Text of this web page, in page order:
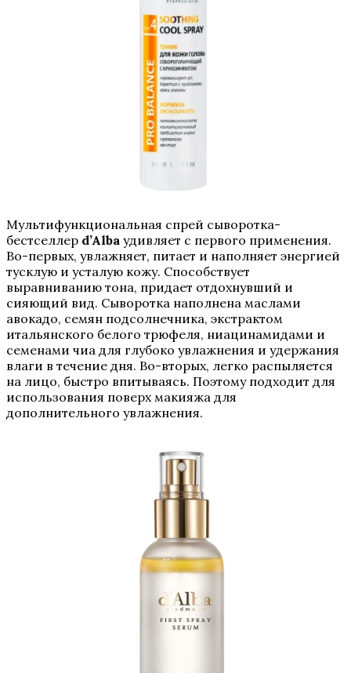
Мультифункциональная спрей сыворотка-
бестселлер d’Alba удивляет с первого применения.
Во-первых, увлажняет, питает и наполняет энергией
тусклую и усталую кожу. Способствует
выравниванию тона, придает отдохнувший и
сияющий вид. Сыворотка наполнена маслами
авокадо, семян подсолнечника, экстрактом
итальянского белого трюфеля, ниацинамидами и
семенами чиа для глубоко увлажнения и удержания
влаги в течение дня. Во-вторых, легко распыляется
на лицо, быстро впитываясь. Поэтому подходит для
использования поверх макияжа для
дополнительного увлажнения.